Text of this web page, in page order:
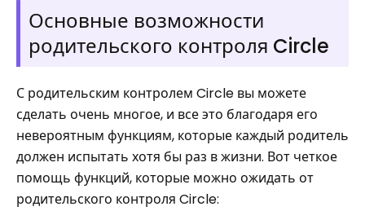
Основные возможности
родительского контроля Circle
С родительским контролем Circle вы можете
сделать очень многое, и все это благодаря его
невероятным функциям, которые каждый родитель
должен испытать хотя бы раз в жизни. Вот четкое
помощь функций, которые можно ожидать от
родительского контроля Circle: